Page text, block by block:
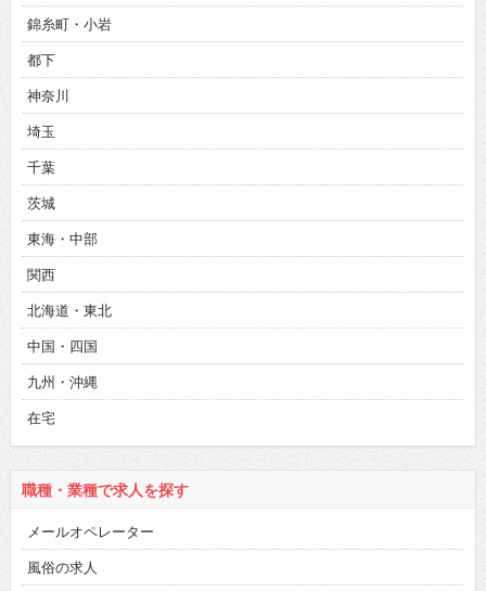
錦糸町・小岩
都下
神奈川
埼玉
千葉
茨城
東海・中部
関西
北海道・東北
中国・四国
九州・沖縄
在宅
職種・業種で求人を探す
メールオペレーター
風俗の求人